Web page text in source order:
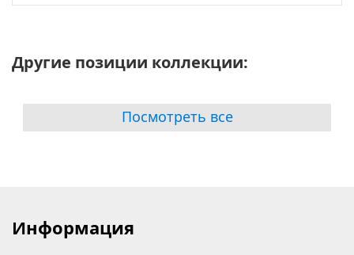
Другие позиции коллекции:
Посмотреть все
Информация